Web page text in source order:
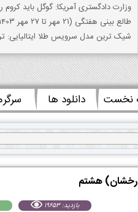
وزارت دادگستری آمریکا: گوگل باید کروم
طالع بینی هفتگی (21 مهر تا 27 مهر 1403)
شیک ترین مدل سرویس طلا ایتالیایی:
نخست دانلود ها
درخشان) هشتم
بازدید: 19653